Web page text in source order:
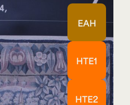
EAH
HTE1
HTE2